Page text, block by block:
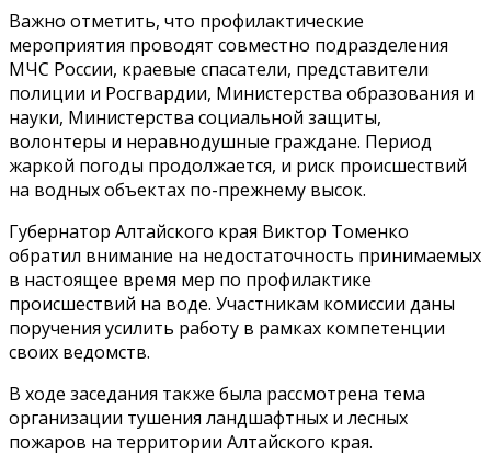
Важно отметить, что профилактические
мероприятия проводят совместно подразделения
МЧС России, краевые спасатели, представители
полиции и Росгвардии, Министерства образования и
науки, Министерства социальной защиты,
волонтеры и неравнодушные граждане. Период
жаркой погоды продолжается, и риск происшествий
на водных объектах по-прежнему высок.
Губернатор Алтайского края Виктор Томенко
обратил внимание на недостаточность принимаемых
в настоящее время мер по профилактике
происшествий на воде. Участникам комиссии даны
поручения усилить работу в рамках компетенции
своих ведомств.
В ходе заседания также была рассмотрена тема
организации тушения ландшафтных и лесных
пожаров на территории Алтайского края.